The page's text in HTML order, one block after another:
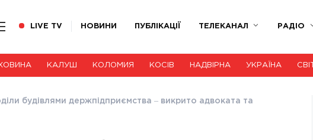
LIVE TV НОВИНИ ПУБЛІКАЦІЇ ТЕЛЕКАНАЛ РАДІО
КАЛУШ КОЛОМИЯ КОСІВ НАДВІРНА УКРАЇНА СВІТ
будівлями держпідприємства ‒ викрито адвоката та